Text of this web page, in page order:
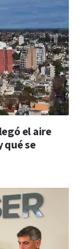
el aire
qué se